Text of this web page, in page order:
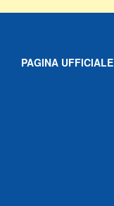
PAGINA UFFICIALE